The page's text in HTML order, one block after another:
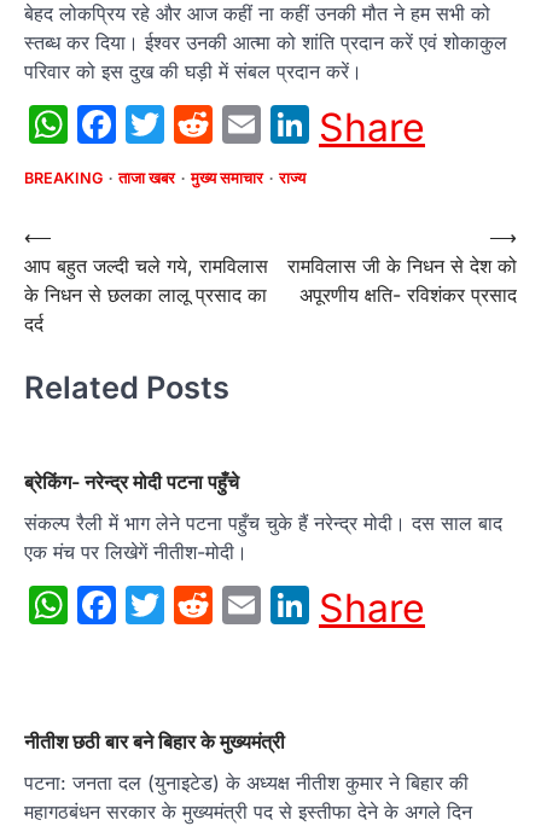
बेहद लोकप्रिय रहे और आज कहीं ना कहीं उनकी मौत ने हम सभी को
स्तब्ध कर दिया। ईश्वर उनकी आत्मा को शांति प्रदान करें एवं शोकाकुल
परिवार को इस दुख की घड़ी में संबल प्रदान करें।
WhatsApp
Facebook
Twitter
Reddit
EmailLinkedIn
Share
BREAKING ताजा खबर मुख्य समाचार राज्य
Post
navigation
⟵
आप बहुत जल्दी चले गये, रामविलास
के निधन से छलका लालू प्रसाद का
दर्द
रामविलास जी के निधन से देश को
अपूरणीय क्षति- रविशंकर प्रसाद
⟶
Related Posts
ब्रेकिंग- नरेन्द्र मोदी पटना पहुँचे
संकल्प रैली में भाग लेने पटना पहुँच चुके हैं नरेन्द्र मोदी। दस साल बाद
एक मंच पर लिखेगें नीतीश-मोदी।
WhatsApp
Facebook
Twitter
Reddit
EmailLinkedIn
Share
नीतीश छठी बार बने बिहार के मुख्यमंत्री
पटना: जनता दल (युनाइटेड) के अध्यक्ष नीतीश कुमार ने बिहार की
महागठबंधन सरकार के मुख्यमंत्री पद से इस्तीफा देने के अगले दिन